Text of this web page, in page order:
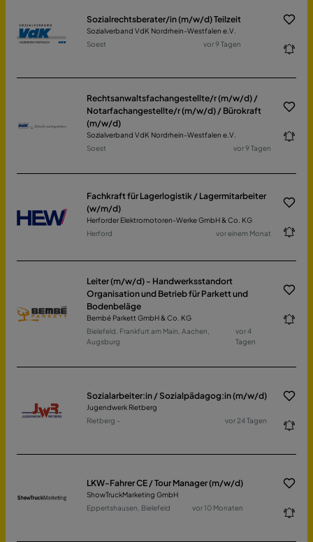
Sozialrechtsberater/in (m/w/d) Teilzeit
Sozialverband VdK Nordrhein-Westfalen e.V.
Soest
vor 9 Tagen
Rechtsanwaltsfachangestellte/r (m/w/d) /
Notarfachangestellte/r (m/w/d) / Bürokraft
(m/w/d)
Sozialverband VdK Nordrhein-Westfalen e.V.
Soest
vor 9 Tagen
Fachkraft für Lagerlogistik / Lagermitarbeiter
(w/m/d)
Herforder Elektromotoren-Werke GmbH & Co. KG
Herford
vor einem Monat
Leiter (m/w/d) - Handwerksstandort
Organisation und Betrieb für Parkett und
Bodenbeläge
Bembé Parkett GmbH & Co. KG
Bielefeld, Frankfurt am Main, Aachen,
Augsburg
vor 4
Tagen
Sozialarbeiter:in / Sozialpädagog:in (m/w/d)
Jugendwerk Rietberg
Rietberg -
vor 24 Tagen
LKW-Fahrer CE / Tour Manager (m/w/d)
ShowTruckMarketing GmbH
Eppertshausen, Bielefeld
vor 10 Monaten